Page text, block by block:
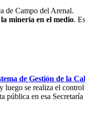
de Campo del Arenal.
minería en el medio.
de Gestión de la
luego se realiza el
pública en esa